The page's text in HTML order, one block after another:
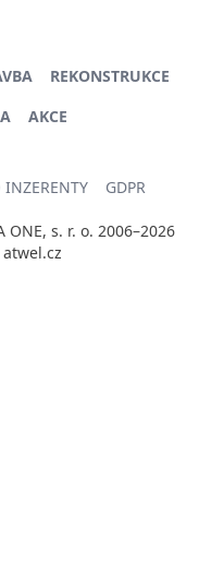
REKONSTRUKCE
AKCE
INZERENTY GDPR
ONE, s. r. o. 2006–2026